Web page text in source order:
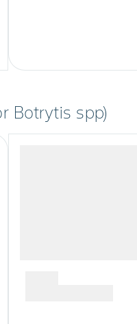
Botrytis spp)